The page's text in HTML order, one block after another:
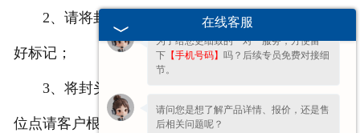
2、请将封头外周长4等分，并在筒体和封头上做
好标记；
3、将封头和筒体进行定位焊接，定位焊接的定
位点请客户根据直径和板厚自选；
在线客服
为了给您更细致的一对一服务，方便留一
下 【手机号码】 吗？后续专员免费对接细
节。
请问您是想了解产品详情、报价，还是售
后相关问题呢？